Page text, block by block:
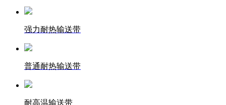
强力耐热输送带
普通耐热输送带
耐高温输送带